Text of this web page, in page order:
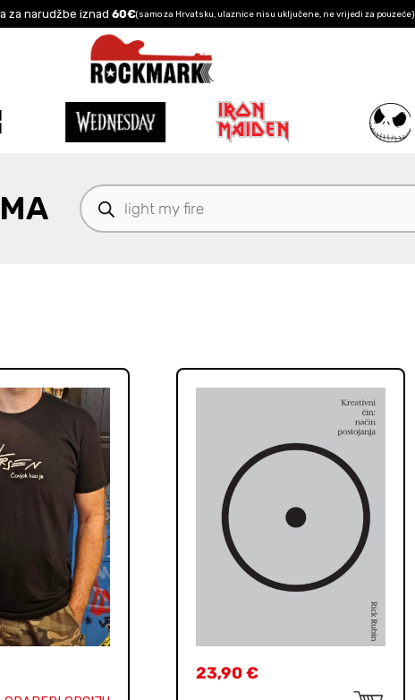
za narudžbe iznad 60€(samo za Hrvatsku, ulaznice nisu uključene, ne vrijedi za pouzeće)
Products
search
23,90€